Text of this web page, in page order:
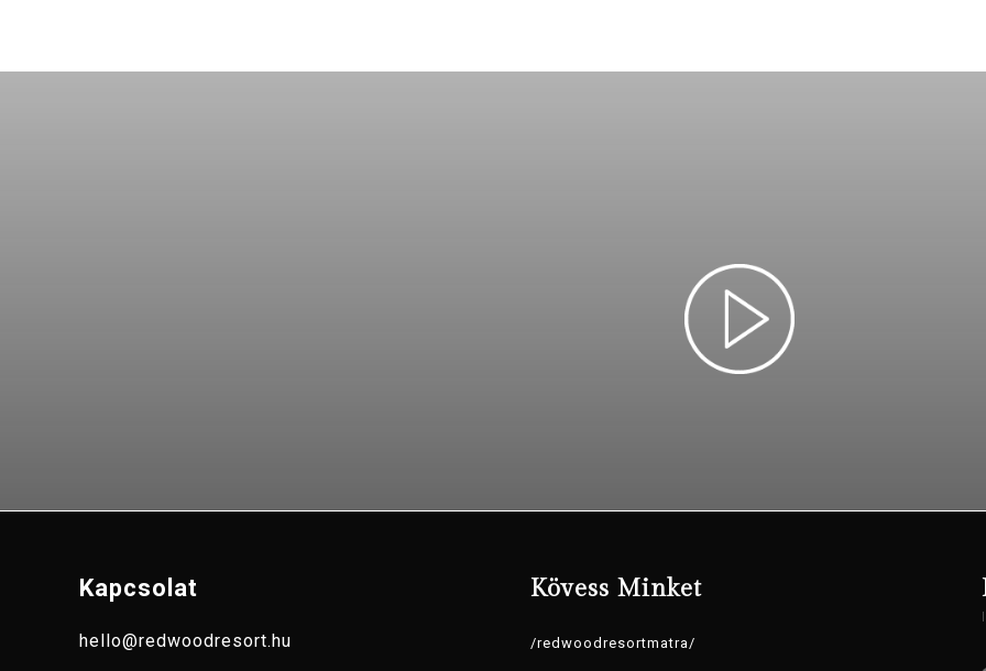
Kapcsolat
hello@redwoodresort.hu
Kövess Minket
/redwoodresortmatra/